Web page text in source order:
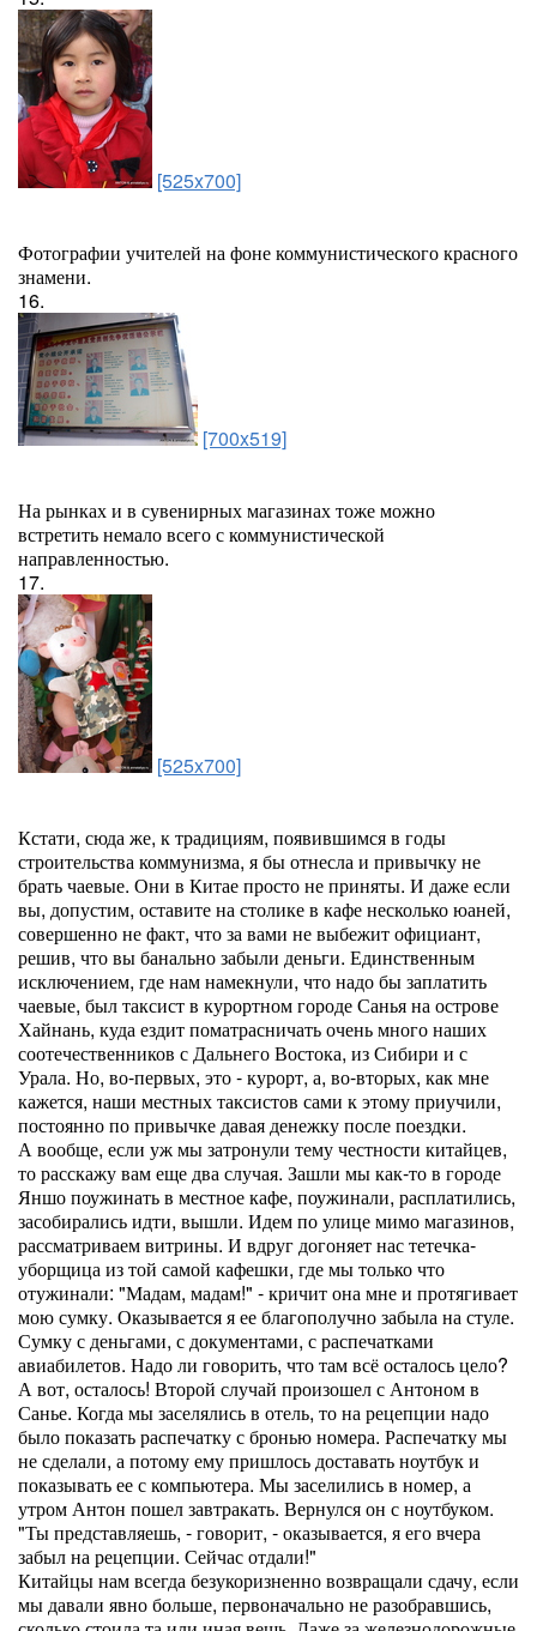
[525x700]
Фотографии учителей на фоне коммунистического красного
знамени.
16.
[700x519]
На рынках и в сувенирных магазинах тоже можно
встретить немало всего с коммунистической
направленностью.
17.
[525x700]
Кстати, сюда же, к традициям, появившимся в годы
строительства коммунизма, я бы отнесла и привычку не
брать чаевые. Они в Китае просто не приняты. И даже если
вы, допустим, оставите на столике в кафе несколько юаней,
совершенно не факт, что за вами не выбежит официант,
решив, что вы банально забыли деньги. Единственным
исключением, где нам намекнули, что надо бы заплатить
чаевые, был таксист в курортном городе Санья на острове
Хайнань, куда ездит поматрасничать очень много наших
соотечественников с Дальнего Востока, из Сибири и с
Урала. Но, во-первых, это - курорт, а, во-вторых, как мне
кажется, наши местных таксистов сами к этому приучили,
постоянно по привычке давая денежку после поездки.
А вообще, если уж мы затронули тему честности китайцев,
то расскажу вам еще два случая. Зашли мы как-то в городе
Яншо поужинать в местное кафе, поужинали, расплатились,
засобирались идти, вышли. Идем по улице мимо магазинов,
рассматриваем витрины. И вдруг догоняет нас тетечка-
уборщица из той самой кафешки, где мы только что
отужинали: "Мадам, мадам!" - кричит она мне и протягивает
мою сумку. Оказывается я ее благополучно забыла на стуле.
Сумку с деньгами, с документами, с распечатками
авиабилетов. Надо ли говорить, что там всё осталось цело?
А вот, осталось! Второй случай произошел с Антоном в
Санье. Когда мы заселялись в отель, то на рецепции надо
было показать распечатку с бронью номера. Распечатку мы
не сделали, а потому ему пришлось доставать ноутбук и
показывать ее с компьютера. Мы заселились в номер, а
утром Антон пошел завтракать. Вернулся он с ноутбуком.
"Ты представляешь, - говорит, - оказывается, я его вчера
забыл на рецепции. Сейчас отдали!"
Китайцы нам всегда безукоризненно возвращали сдачу, если
мы давали явно больше, первоначально не разобравшись,